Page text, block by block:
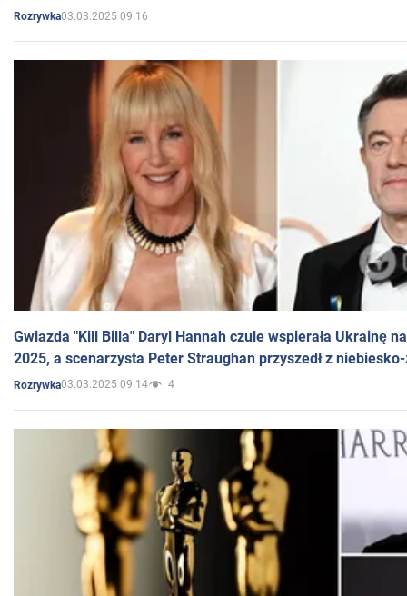
Rozrywka03.03.2025 09:16
Gwiazda "Kill Billa" Daryl Hannah czule wspierała Ukrainę
2025, a scenarzysta Peter Straughan przyszedł z
Rozrywka03.03.2025 09:14 4